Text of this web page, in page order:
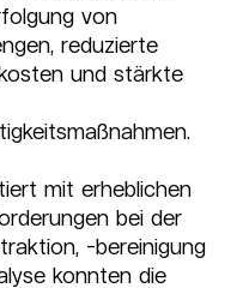
von
reduzierte
und stärkte
mit erheblichen
bei der
-bereinigung
konnten die